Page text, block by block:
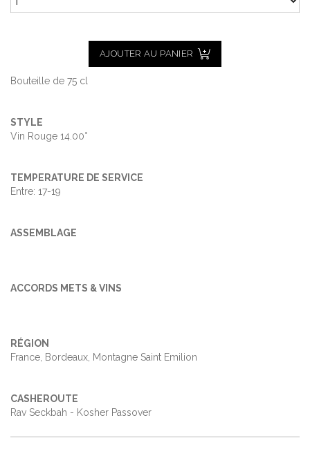
AJOUTER AU PANIER
Bouteille de 75 cl
STYLE
Vin Rouge 14.00°
TEMPERATURE DE SERVICE
Entre: 17-19
ASSEMBLAGE
ACCORDS METS & VINS
RÉGION
France, Bordeaux, Montagne Saint Emilion
CASHEROUTE
Rav Seckbah - Kosher Passover